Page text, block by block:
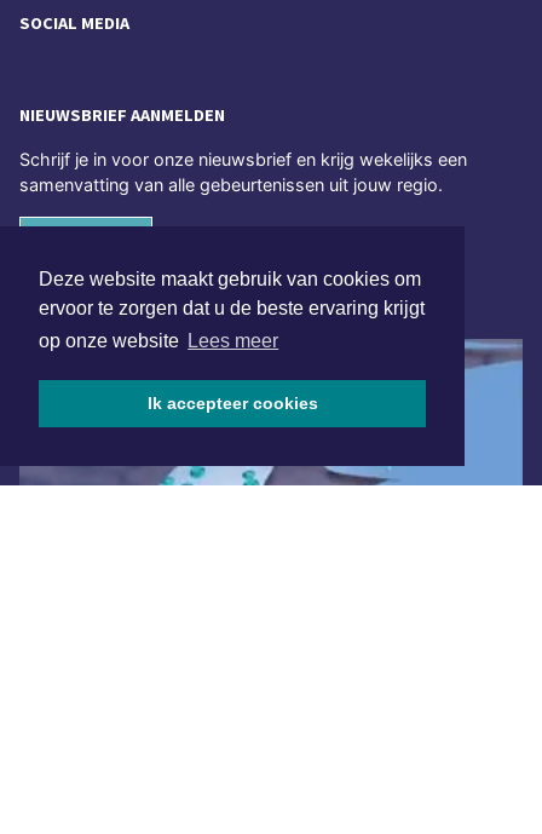
Deze website maakt gebruik van cookies om
ervoor te zorgen dat u de beste ervaring krijgt
op onze website Lees meer
Ik accepteer cookies
SOCIAL MEDIA
NIEUWSBRIEF AANMELDEN
Schrijf je in voor onze nieuwsbrief en krijg wekelijks een
samenvatting van alle gebeurtenissen uit jouw regio.
ONLINE DAGBLADEN